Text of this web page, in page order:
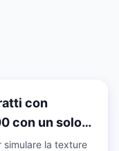
con
con un solo
simulare la texture